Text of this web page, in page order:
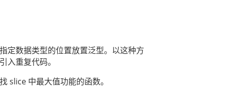
定数据类型的位置放置泛型。以这种方
入重复代码。
slice 中最大值功能的函数。